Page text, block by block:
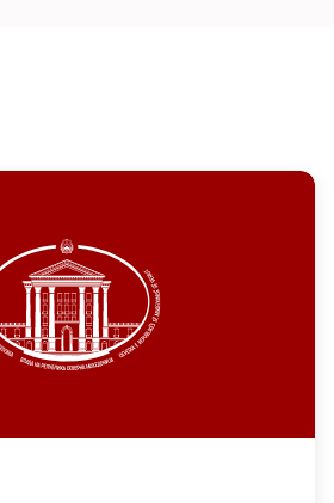
и граѓанскиот сектор